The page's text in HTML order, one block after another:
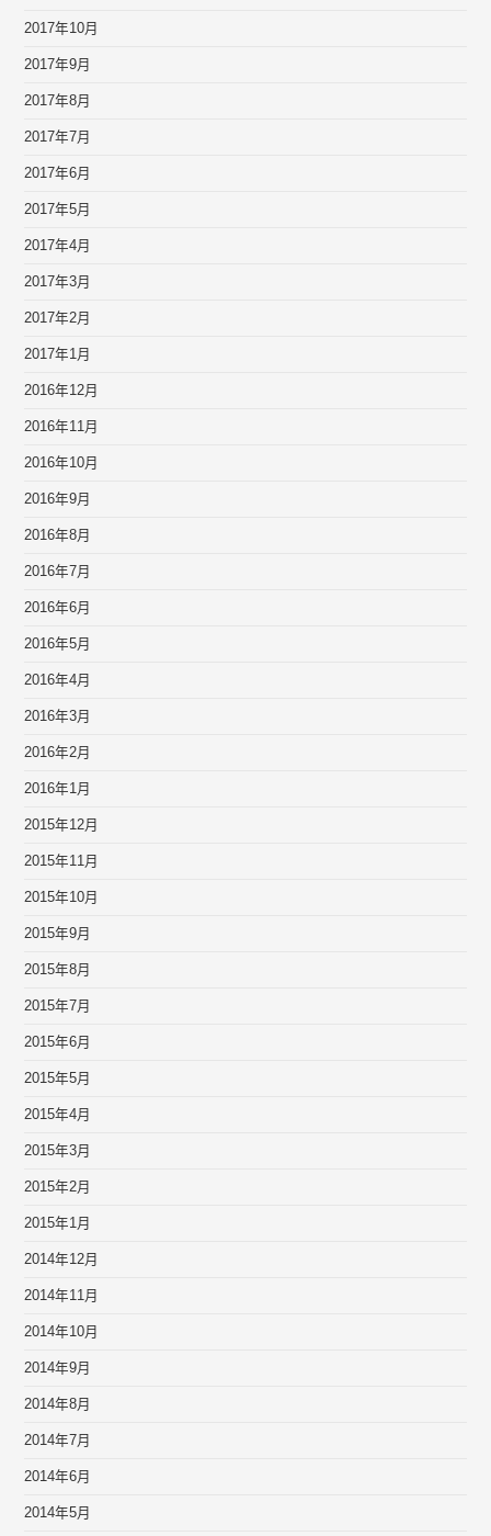
2017年10月
2017年9月
2017年8月
2017年7月
2017年6月
2017年5月
2017年4月
2017年3月
2017年2月
2017年1月
2016年12月
2016年11月
2016年10月
2016年9月
2016年8月
2016年7月
2016年6月
2016年5月
2016年4月
2016年3月
2016年2月
2016年1月
2015年12月
2015年11月
2015年10月
2015年9月
2015年8月
2015年7月
2015年6月
2015年5月
2015年4月
2015年3月
2015年2月
2015年1月
2014年12月
2014年11月
2014年10月
2014年9月
2014年8月
2014年7月
2014年6月
2014年5月